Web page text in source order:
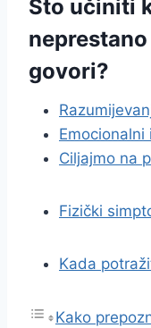
Što učiniti
govori?
Ciljajmo na
Fizički
Kada
Kako